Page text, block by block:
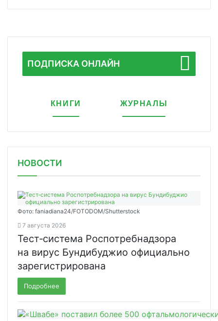
ПОДПИСКА ОНЛАЙН
КНИГИ ЖУРНАЛЫ
НОВОСТИ
Фото: faniadiana24/FOTODOM/Shutterstock
7 августа 2026
Тест‑система Роспотребнадзора
на вирус Бундибуджио официально
зарегистрирована
Подробнее